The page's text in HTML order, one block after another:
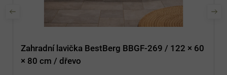
Zahradní lavička BestBerg BBGF-269 / 122 × 60
× 80 cm / dřevo